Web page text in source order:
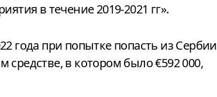
в течение 2019-2021 гг».
года при попытке попасть из Сербии
в котором было €592 000,